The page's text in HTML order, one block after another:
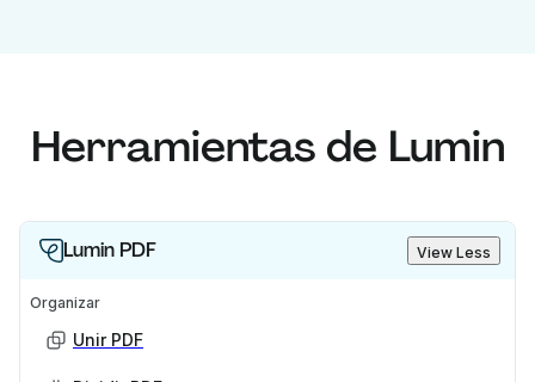
Herramientas de Lumin
Lumin PDF View Less
Organizar
Unir PDF